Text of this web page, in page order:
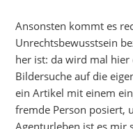
Ansonsten kommt es
Unrechtsbewusstsein
her ist: da wird mal hier
Bildersuche auf die
ein Artikel mit einem
fremde Person posiert,
Agenturleben ist es mir